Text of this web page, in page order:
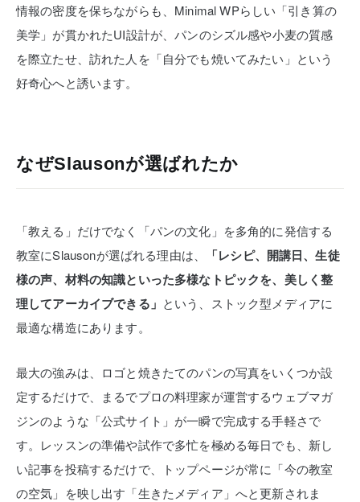
情報の密度を保ちながらも、Minimal WPらしい「引き算の
美学」が貫かれたUI設計が、パンのシズル感や小麦の質感
を際立たせ、訪れた人を「自分でも焼いてみたい」という
好奇心へと誘います。
なぜSlausonが選ばれたか
「教える」だけでなく「パンの文化」を多角的に発信する
教室にSlausonが選ばれる理由は、
「レシピ、開講日、生徒
様の声、材料の知識といった多様なトピックを、美しく整
理してアーカイブできる」 という、ストック型メディアに
最適な構造にあります。
最大の強みは、ロゴと焼きたてのパンの写真をいくつか設
定するだけで、まるでプロの料理家が運営するウェブマガ
ジンのような「公式サイト」が一瞬で完成する手軽さで
す。レッスンの準備や試作で多忙を極める毎日でも、新し
い記事を投稿するだけで、トップページが常に「今の教室
の空気」を映し出す「生きたメディア」へと更新されま